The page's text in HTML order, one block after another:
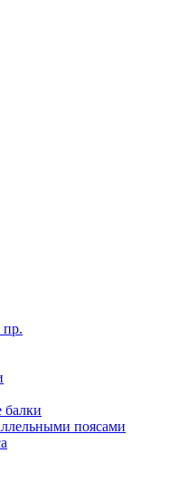
пр.
балки
поясами